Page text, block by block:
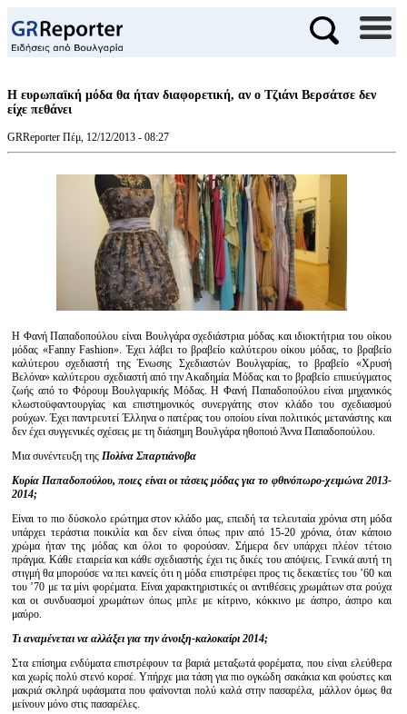
Η ευρωπαϊκή μόδα θα ήταν διαφορετική, αν ο Τζιάνι Βερσάτσε δεν
είχε πεθάνει
GRReporter Πέμ, 12/12/2013 - 08:27
Η Φανή Παπαδοπούλου είναι Βουλγάρα σχεδιάστρια μόδας και ιδιοκτήτρια του οίκου
μόδας «Fanny Fashion». Έχει λάβει το βραβείο καλύτερου οίκου μόδας, το βραβείο
καλύτερου σχεδιαστή της Ένωσης Σχεδιαστών Βουλγαρίας, το βραβείο «Χρυσή
Βελόνα» καλύτερου σχεδιαστή από την Ακαδημία Μόδας και το βραβείο επιυεύγματος
ζωής από το Φόρουμ Βουλγαρικής Μόδας. Η Φανή Παπαδοπούλου είναι μηχανικός
κλωστοϋφαντουργίας και επιστημονικός συνεργάτης στον κλάδο του σχεδιασμού
ρούχων. Έχει παντρευτεί Έλληνα ο πατέρας του οποίου είναι πολιτικός μετανάστης και
δεν έχει συγγενικές σχέσεις με τη διάσημη Βουλγάρα ηθοποιό Άννα Παπαδοπούλου.
Μια συνέντευξη της Πολίνα Σπαρτιάνοβα
Κυρία Παπαδοπούλου, ποιες είναι οι τάσεις μόδας για το φθινόπωρο-χειμώνα 2013-
2014;
Είναι το πιο δύσκολο ερώτημα στον κλάδο μας, επειδή τα τελευταία χρόνια στη μόδα
υπάρχει τεράστια ποικιλία και δεν είναι όπως πριν από 15-20 χρόνια, όταν κάποιο
χρώμα ήταν της μόδας και όλοι το φορούσαν. Σήμερα δεν υπάρχει πλέον τέτοιο
πράγμα. Κάθε εταιρεία και κάθε σχεδιαστής έχει τις δικές του απόψεις. Γενικά αυτή τη
στιγμή θα μπορούσε να πει κανείς ότι η μόδα επιστρέφει προς τις δεκαετίες του ’60 και
του ’70 με τα μίνι φορέματα. Είναι χαρακτηριστικές οι αντιθέσεις χρωμάτων στα ρούχα
και οι συνδυασμοί χρωμάτων όπως μπλε με κίτρινο, κόκκινο με άσπρο, άσπρο και
μαύρο.
Τι αναμένεται να αλλάξει για την άνοιξη-καλοκαίρι 2014;
Στα επίσημα ενδύματα επιστρέφουν τα βαριά μεταξωτά φορέματα, που είναι ελεύθερα
και χωρίς πολύ στενό κορσέ. Υπήρχε μια τάση για πιο ογκώδη σακάκια και φούστες και
μακριά σκληρά υφάσματα που φαίνονται πολύ καλά στην πασαρέλα, μάλλον όμως θα
μείνουν μόνο στις πασαρέλες.